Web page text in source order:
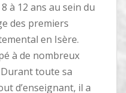
à 12 ans au sein du
des premiers
en Isère.
à de nombreux
toute sa
d’enseignant, il a